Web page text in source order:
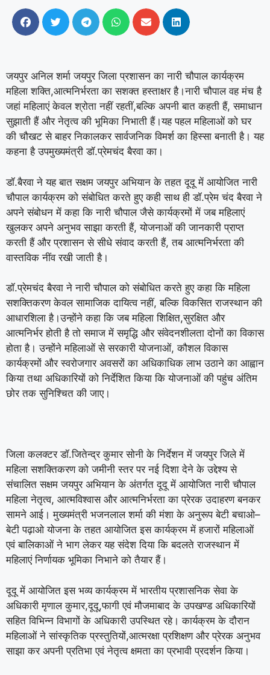
जयपुर अनिल शर्मा जयपुर जिला प्रशासन का नारी चौपाल कार्यक्रम
महिला शक्ति,आत्मनिर्भरता का सशक्त हस्ताक्षर है।नारी चौपाल वह मंच है
जहां महिलाएं केवल श्रोता नहीं रहतीं,बल्कि अपनी बात कहती हैं, समाधान
सुझाती हैं और नेतृत्व की भूमिका निभाती हैं।यह पहल महिलाओं को घर
की चौखट से बाहर निकालकर सार्वजनिक विमर्श का हिस्सा बनाती है। यह
कहना है उपमुख्यमंत्री डॉ.प्रेमचंद बैरवा का।
डॉ.बैरवा ने यह बात सक्षम जयपुर अभियान के तहत दूदू में आयोजित नारी
चौपाल कार्यक्रम को संबोधित करते हुए कही साथ ही डॉ.प्रेम चंद बैरवा ने
अपने संबोधन में कहा कि नारी चौपाल जैसे कार्यक्रमों में जब महिलाएं
खुलकर अपने अनुभव साझा करती हैं, योजनाओं की जानकारी प्राप्त
करती हैं और प्रशासन से सीधे संवाद करती हैं, तब आत्मनिर्भरता की
वास्तविक नींव रखी जाती है।
डॉ.प्रेमचंद बैरवा ने नारी चौपाल को संबोधित करते हुए कहा कि महिला
सशक्तिकरण केवल सामाजिक दायित्व नहीं, बल्कि विकसित राजस्थान की
आधारशिला है।उन्होंने कहा कि जब महिला शिक्षित,सुरक्षित और
आत्मनिर्भर होती है तो समाज में समृद्धि और संवेदनशीलता दोनों का विकास
होता है। उन्होंने महिलाओं से सरकारी योजनाओं, कौशल विकास
कार्यक्रमों और स्वरोजगार अवसरों का अधिकाधिक लाभ उठाने का आह्वान
किया तथा अधिकारियों को निर्देशित किया कि योजनाओं की पहुंच अंतिम
छोर तक सुनिश्चित की जाए।
जिला कलक्टर डॉ.जितेन्द्र कुमार सोनी के निर्देशन में जयपुर जिले में
महिला सशक्तिकरण को जमीनी स्तर पर नई दिशा देने के उद्देश्य से
संचालित सक्षम जयपुर अभियान के अंतर्गत दूदू में आयोजित नारी चौपाल
महिला नेतृत्व, आत्मविश्वास और आत्मनिर्भरता का प्रेरक उदाहरण बनकर
सामने आई। मुख्यमंत्री भजनलाल शर्मा की मंशा के अनुरूप बेटी बचाओ–
बेटी पढ़ाओ योजना के तहत आयोजित इस कार्यक्रम में हजारों महिलाओं
एवं बालिकाओं ने भाग लेकर यह संदेश दिया कि बदलते राजस्थान में
महिलाएं निर्णायक भूमिका निभाने को तैयार हैं।
दूदू में आयोजित इस भव्य कार्यक्रम में भारतीय प्रशासनिक सेवा के
अधिकारी मृणाल कुमार,दूदू,फागी एवं मौजमाबाद के उपखण्ड अधिकारियों
सहित विभिन्न विभागों के अधिकारी उपस्थित रहे। कार्यक्रम के दौरान
महिलाओं ने सांस्कृतिक प्रस्तुतियों,आत्मरक्षा प्रशिक्षण और प्रेरक अनुभव
साझा कर अपनी प्रतिभा एवं नेतृत्व क्षमता का प्रभावी प्रदर्शन किया।